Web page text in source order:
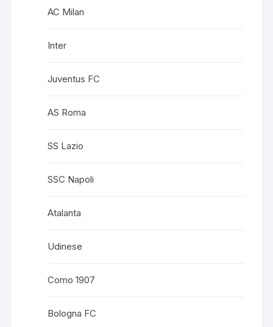
AC Milan
Inter
Juventus FC
AS Roma
SS Lazio
SSC Napoli
Atalanta
Udinese
Como 1907
Bologna FC